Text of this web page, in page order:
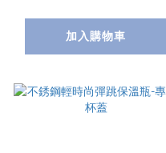
和風匠藝咖啡杯1入)
加入購物車